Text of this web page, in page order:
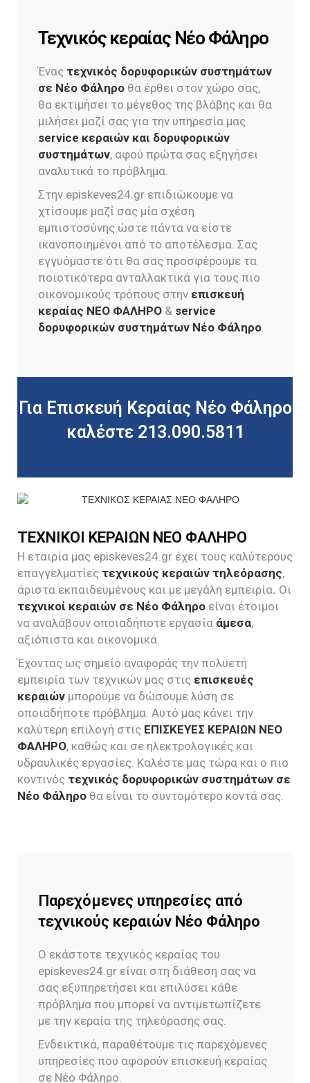
Τεχνικός κεραίας Νέο Φάληρο
Ένας τεχνικός δορυφορικών συστημάτων
σε Νέο Φάληρο θα έρθει στον χώρο σας,
θα εκτιμήσει το μέγεθος της βλάβης και θα
μιλήσει μαζί σας για την υπηρεσία μας
service κεραιών και δορυφορικών
συστημάτων, αφού πρώτα σας εξηγήσει
αναλυτικά το πρόβλημα.
Στην episkeves24.gr επιδιώκουμε να
χτίσουμε μαζί σας μία σχέση
εμπιστοσύνης ώστε πάντα να είστε
ικανοποιημένοι από το αποτέλεσμα. Σας
εγγυόμαστε ότι θα σας προσφέρουμε τα
ποιοτικότερα ανταλλακτικά για τους πιο
οικονομικούς τρόπους στην επισκευή
κεραίας ΝΕΟ ΦΑΛΗΡΟ & service
δορυφορικών συστημάτων Νέο Φάληρο
Για Επισκευή Κεραίας Νέο Φάληρο
καλέστε 213.090.5811
ΤΕΧΝΙΚΟΙ ΚΕΡΑΙΩΝ ΝΕΟ ΦΑΛΗΡΟ
Η εταιρία μας episkeves24.gr έχει τους καλύτερους
επαγγελματίες τεχνικούς κεραιών τηλεόρασης,
άριστα εκπαιδευμένους και με μεγάλη εμπειρία. Οι
τεχνικοί κεραιών σε Νέο Φάληρο είναι έτοιμοι
να αναλάβουν οποιαδήποτε εργασία άμεσα,
αξιόπιστα και οικονομικά.
Έχοντας ως σημείο αναφοράς την πολυετή
εμπειρία των τεχνικών μας στις επισκευές
κεραιών μπορούμε να δώσουμε λύση σε
οποιαδήποτε πρόβλημα. Αυτό μας κάνει την
καλύτερη επιλογή στις ΕΠΙΣΚΕΥΕΣ ΚΕΡΑΙΩΝ ΝΕΟ
ΦΑΛΗΡΟ, καθώς και σε ηλεκτρολογικές και
υδραυλικές εργασίες. Καλέστε μας τώρα και ο πιο
κοντινός τεχνικός δορυφορικών συστημάτων σε
Νέο Φάληρο θα είναι το συντομότερο κοντά σας.
Παρεχόμενες υπηρεσίες από
τεχνικούς κεραιών Νέο Φάληρο
Ο εκάστοτε τεχνικός κεραίας του
episkeves24.gr είναι στη διάθεση σας να
σας εξυπηρετήσει και επιλύσει κάθε
πρόβλημα που μπορεί να αντιμετωπίζετε
με την κεραία της τηλεόρασης σας.
Ενδεικτικά, παραθέτουμε τις παρεχόμενες
υπηρεσίες που αφορούν επισκευή κεραίας
σε Νέο Φάληρο.